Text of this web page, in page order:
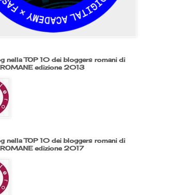
nella TOP 10 dei bloggers romani di
ROMANE edizione 2013
nella TOP 10 dei bloggers romani di
edizione 2017